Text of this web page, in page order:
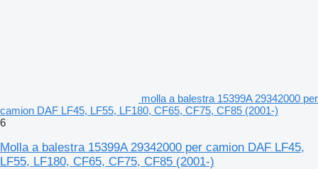
molla a balestra 15399A 29342000 per
camion DAF LF45, LF55, LF180, CF65, CF75, CF85 (2001-)
6
Molla a balestra 15399A 29342000 per camion DAF LF45,
LF55, LF180, CF65, CF75, CF85 (2001-)